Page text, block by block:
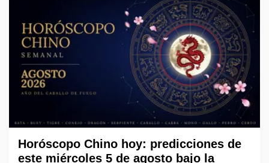
Horóscopo Chino hoy: predicciones de
este miércoles 5 de agosto bajo la